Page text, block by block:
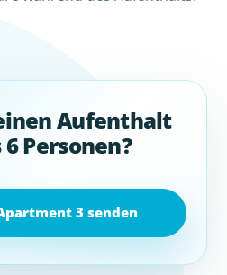
Aufenthalt
Personen?
3 senden